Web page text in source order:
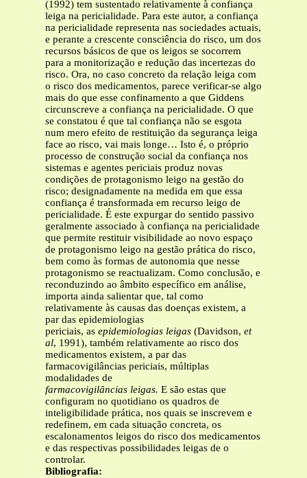
(1992) tem sustentado relativamente à confiança
leiga na pericialidade. Para este autor, a confiança
na pericialidade representa nas sociedades actuais,
e perante a crescente consciência do risco, um dos
recursos básicos de que os leigos se socorrem
para a monitorização e redução das incertezas do
risco. Ora, no caso concreto da relação leiga com
o risco dos medicamentos, parece verificar-se algo
mais do que esse confinamento a que Giddens
circunscreve a confiança na pericialidade. O que
se constatou é que tal confiança não se esgota
num mero efeito de restituição da segurança leiga
face ao risco, vai mais longe… Isto é, o próprio
processo de construção social da confiança nos
sistemas e agentes periciais produz novas
condições de protagonismo leigo na gestão do
risco; designadamente na medida em que essa
confiança é transformada em recurso leigo de
pericialidade. É este expurgar do sentido passivo
geralmente associado à confiança na pericialidade
que permite restituir visibilidade ao novo espaço
de protagonismo leigo na gestão prática do risco,
bem como às formas de autonomia que nesse
protagonismo se reactualizam. Como conclusão, e
reconduzindo ao âmbito específico em análise,
importa ainda salientar que, tal como
relativamente às causas das doenças existem, a
par das epidemiologias
periciais, as epidemiologias leigas (Davidson, et
al, 1991), também relativamente ao risco dos
medicamentos existem, a par das
farmacovigilâncias periciais, múltiplas
modalidades de
farmacovigilâncias leigas. E são estas que
configuram no quotidiano os quadros de
inteligibilidade prática, nos quais se inscrevem e
redefinem, em cada situação concreta, os
escalonamentos leigos do risco dos medicamentos
e das respectivas possibilidades leigas de o
controlar.
Bibliografia: